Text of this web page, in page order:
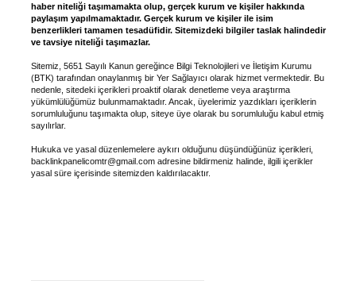
haber niteliği taşımamakta olup, gerçek kurum ve kişiler hakkında
paylaşım yapılmamaktadır. Gerçek kurum ve kişiler ile isim
benzerlikleri tamamen tesadüfidir. Sitemizdeki bilgiler taslak halindedir
ve tavsiye niteliği taşımazlar.
Sitemiz, 5651 Sayılı Kanun gereğince Bilgi Teknolojileri ve İletişim Kurumu
(BTK) tarafından onaylanmış bir Yer Sağlayıcı olarak hizmet vermektedir. Bu
nedenle, sitedeki içerikleri proaktif olarak denetleme veya araştırma
yükümlülüğümüz bulunmamaktadır. Ancak, üyelerimiz yazdıkları içeriklerin
sorumluluğunu taşımakta olup, siteye üye olarak bu sorumluluğu kabul etmiş
sayılırlar.
Hukuka ve yasal düzenlemelere aykırı olduğunu düşündüğünüz içerikleri,
backlinkpanelicomtr@gmail.comadresine bildirmeniz halinde, ilgili içerikler
yasal süre içerisinde sitemizden kaldırılacaktır.